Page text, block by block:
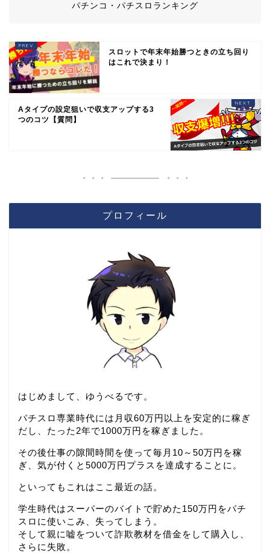
パチンコ・パチスロランキング
スロットで年末年始勝つときの立ち回り
はこれで決まり！
Aタイプの設定狙いで収支アップする3
つのコツ【質問】
プロフィール
はじめまして、ゆうべるです。
パチスロ専業時代には月収60万円以上を安定的に稼ぎ
だし、たった2年で1000万円を稼ぎました。
その後仕事の隙間時間を使って毎月10～50万円を稼
ぎ、気が付くと5000万円プラスを達成することに。
といってもこれはここ最近の話。
学生時代はスーパーのバイトで貯めた150万円をパチ
スロに使いこみ、失ってしまう。
そして親に嘘をついて詐欺教材を借金をして購入し、
さらに失敗。